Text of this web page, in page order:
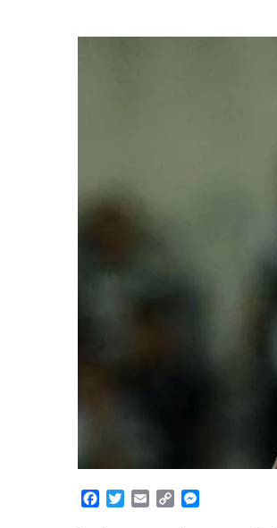
Facebook
TwitterEmailCopy